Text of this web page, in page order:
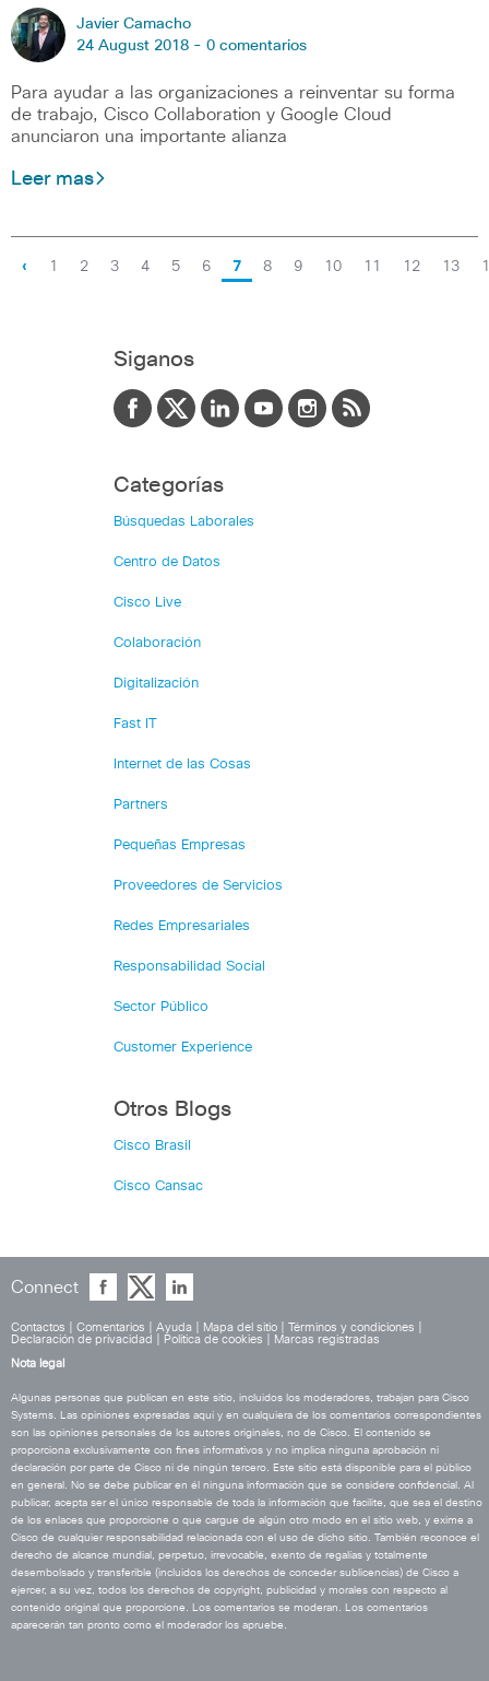
Javier Camacho
24 August 2018 - 0 comentarios
Para ayudar a las organizaciones a reinventar su forma
de trabajo, Cisco Collaboration y Google Cloud
anunciaron una importante alianza
Leer mas
‹ 1 2 3 4 5 6 7 8 9 10 11 12 13
Siganos
Categorías
Búsquedas Laborales
Centro de Datos
Cisco Live
Colaboración
Digitalización
Fast IT
Internet de las Cosas
Partners
Pequeñas Empresas
Proveedores de Servicios
Redes Empresariales
Responsabilidad Social
Sector Público
Customer Experience
Otros Blogs
Cisco Brasil
Cisco Cansac
Connect
Contactos Comentarios Ayuda Mapa del sitio Términos y condiciones
Declaración de privacidad
Política de cookies
Marcas registradas
Nota legal
Algunas personas que publican en este sitio, incluidos los moderadores, trabajan para Cisco
Systems. Las opiniones expresadas aquí y en cualquiera de los comentarios correspondientes
son las opiniones personales de los autores originales, no de Cisco. El contenido se
proporciona exclusivamente con fines informativos y no implica ninguna aprobación ni
declaración por parte de Cisco ni de ningún tercero. Este sitio está disponible para el público
en general. No se debe publicar en él ninguna información que se considere confidencial. Al
publicar, acepta ser el único responsable de toda la información que facilite, que sea el destino
de los enlaces que proporcione o que cargue de algún otro modo en el sitio web, y exime a
Cisco de cualquier responsabilidad relacionada con el uso de dicho sitio. También reconoce el
derecho de alcance mundial, perpetuo, irrevocable, exento de regalías y totalmente
desembolsado y transferible (incluidos los derechos de conceder sublicencias) de Cisco a
ejercer, a su vez, todos los derechos de copyright, publicidad y morales con respecto al
contenido original que proporcione. Los comentarios se moderan. Los comentarios
aparecerán tan pronto como el moderador los apruebe.